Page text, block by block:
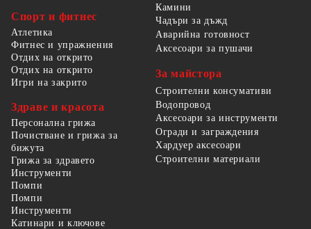
Спорт и фитнес
Атлетика
Фитнес и упражнения
Отдих на открито
Отдих на открито
Игри на закрито
Здраве и красота
Персонална грижа
Почистване и грижа за
бижута
Грижа за здравето
Камини
Чадъри за дъжд
Аварийна готовност
Аксесоари за пушачи
За майстора
Строителни консумативи
Водопровод
Аксесоари за инструменти
Огради и заграждения
Хардуер аксесоари
Строителни материали
Инструменти
Помпи
Помпи
Инструменти
Катинари и ключове